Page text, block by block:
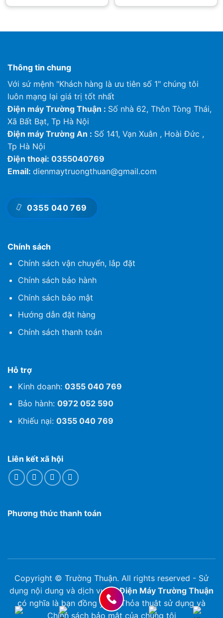
chuẩn
m 45
Nạp gas bổ
sung
g/m 20
Thông tin chung
Với sứ mệnh "Khách hàng là ưu tiên số 1" chúng tôi
luôn mạng lại giá trị tốt nhất
Điện máy Trường Thuận : Số nhà 62, Thôn Tòng Thái,
Xã Bất Bạt, Tp Hà Nội
Điện máy Trường An : Số 141, Vạn Xuân , Hoài Đức ,
Tp Hà Nội
Điện thoại: 0355040769
Email: dienmaytruongthuan@gmail.com
0355 040 769
Chính sách
Chính sách vận chuyển, lắp đặt
Chính sách bảo hành
Chính sách bảo mật
Hướng dẫn đặt hàng
Chính sách thanh toán
Hỗ trợ
Kinh doanh: 0355 040 769
Bảo hành: 0972 052 590
Khiếu nại: 0355 040 769
Liên kết xã hội
Phương thức thanh toán
Copyright © Trường Thuận. All rights reserved - Sử
dụng nội dung và dịch vụ tạiĐiện Máy Trường Thuận
có nghĩa là bạn đồng ý với Thỏa thuật sử dụng và
Chính sách bảo mật của chúng tôi